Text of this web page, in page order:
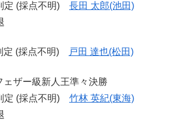
定 (採点不明) 長田 太郎(池田)
定 (採点不明) 戸田 達也(松田)
ザー級新人王準々決勝
定 (採点不明) 竹林 英紀(東海)